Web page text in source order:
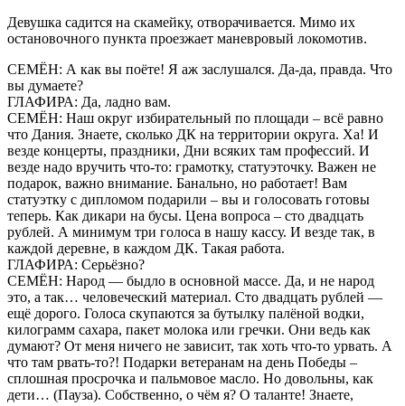
Девушка садится на скамейку, отворачивается. Мимо их
остановочного пункта проезжает маневровый локомотив.
СЕМЁН: А как вы поёте! Я аж заслушался. Да-да, правда. Что
вы думаете?
ГЛАФИРА: Да, ладно вам.
СЕМЁН: Наш округ избирательный по площади – всё равно
что Дания. Знаете, сколько ДК на территории округа. Ха! И
везде концерты, праздники, Дни всяких там профессий. И
везде надо вручить что-то: грамотку, статуэточку. Важен не
подарок, важно внимание. Банально, но работает! Вам
статуэтку с дипломом подарили – вы и голосовать готовы
теперь. Как дикари на бусы. Цена вопроса – сто двадцать
рублей. А минимум три голоса в нашу кассу. И везде так, в
каждой деревне, в каждом ДК. Такая работа.
ГЛАФИРА: Серьёзно?
СЕМЁН: Народ — быдло в основной массе. Да, и не народ
это, а так… человеческий материал. Сто двадцать рублей —
ещё дорого. Голоса скупаются за бутылку палёной водки,
килограмм сахара, пакет молока или гречки. Они ведь как
думают? От меня ничего не зависит, так хоть что-то урвать. А
что там рвать-то?! Подарки ветеранам на день Победы –
сплошная просрочка и пальмовое масло. Но довольны, как
дети… (Пауза). Собственно, о чём я? О таланте! Знаете,